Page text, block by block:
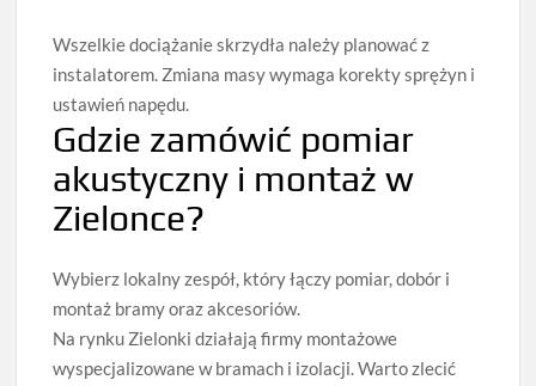
Wszelkie dociążanie skrzydła należy planować z
instalatorem. Zmiana masy wymaga korekty sprężyn i
ustawień napędu.
Gdzie zamówić pomiar
akustyczny i montaż w
Zielonce?
Wybierz lokalny zespół, który łączy pomiar, dobór i
montaż bramy oraz akcesoriów.
Na rynku Zielonki działają firmy montażowe
wyspecjalizowane w bramach i izolacji. Warto zlecić